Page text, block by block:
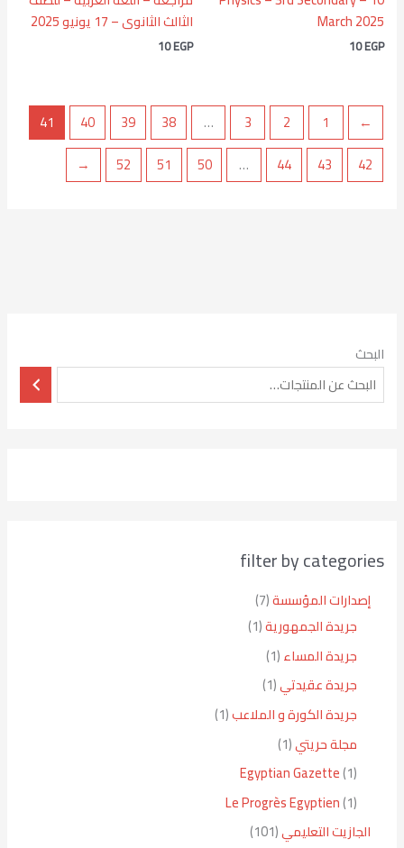
البحث
filter by categories
إصدارات المؤسسة 7
جريدة الجمهورية 1
جريدة المساء 1
جريدة عقيدتي 1
جريدة الكورة و الملاعب 1
مجلة حريتي 1
Egyptian Gazette 1
Le Progrès Egyptien 1
الجازيت التعليمي 101
March 2025
10EGP
الثالث الثانوى – 17 يونيو 2025
10EGP
→
1
2
3
…
38
39
40
41
42
43
44
…
50
51
52
←